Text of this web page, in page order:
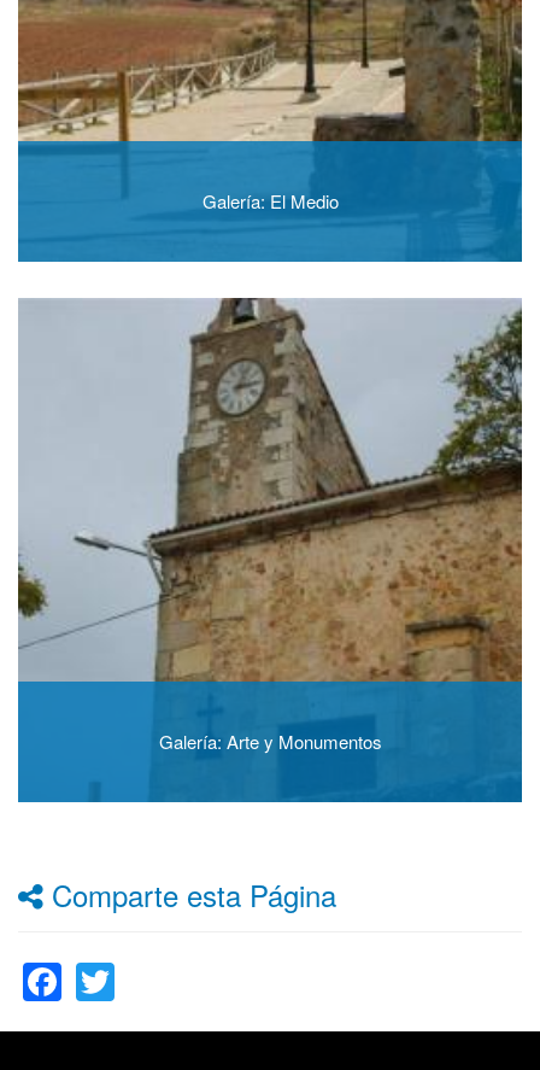
Galería: El Medio
Galería: Arte y Monumentos
Comparte esta Página
Facebook